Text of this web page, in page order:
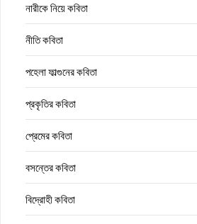
নারীকে নিয়ে কবিতা
নীতি কবিতা
পহেলা ফাল্গুনের কবিতা
প্রকৃতির কবিতা
প্রেমের কবিতা
বসন্তের কবিতা
বিদ্রোহী কবিতা